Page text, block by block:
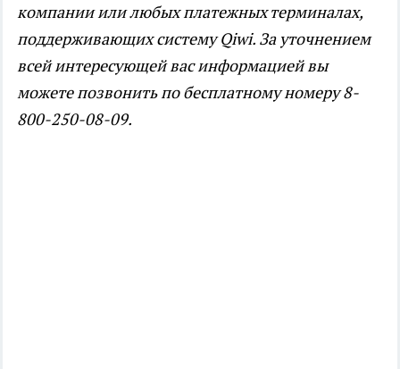
компании или любых платежных терминалах,
поддерживающих систему Qiwi. За уточнением
всей интересующей вас информацией вы
можете позвонить по бесплатному номеру 8-
800-250-08-09.